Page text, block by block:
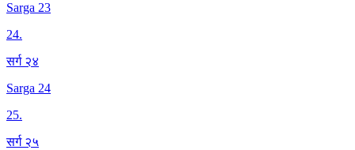
Sarga 23
24.
सर्ग २४
Sarga 24
25.
सर्ग २५